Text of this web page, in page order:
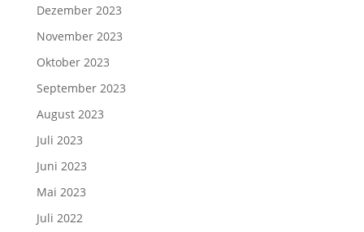
Dezember 2023
November 2023
Oktober 2023
September 2023
August 2023
Juli 2023
Juni 2023
Mai 2023
Juli 2022